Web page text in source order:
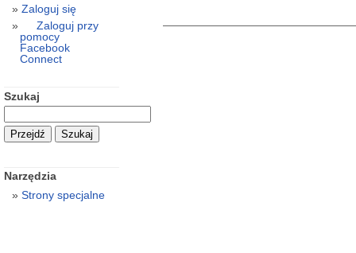
Zaloguj się
Zaloguj przy
pomocy
Facebook
Connect
Szukaj
Narzędzia
Strony specjalne